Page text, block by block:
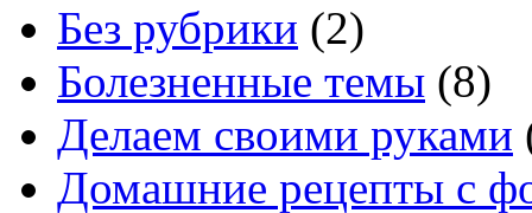
Без рубрики (2)
Болезненные темы (8)
Делаем своими руками
Домашние рецепты с